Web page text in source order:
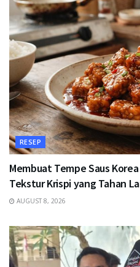
RESEP
Membuat Tempe Saus
Tekstur Krispi yang Tahan
AUGUST 8, 2026